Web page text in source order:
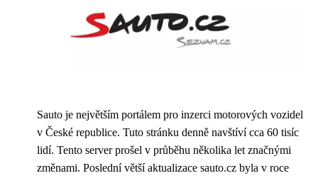
Sauto je největším portálem pro inzerci motorových vozidel
v České republice. Tuto stránku denně navštíví cca 60 tisíc
lidí. Tento server prošel v průběhu několika let značnými
změnami. Poslední větší aktualizace sauto.cz byla v roce